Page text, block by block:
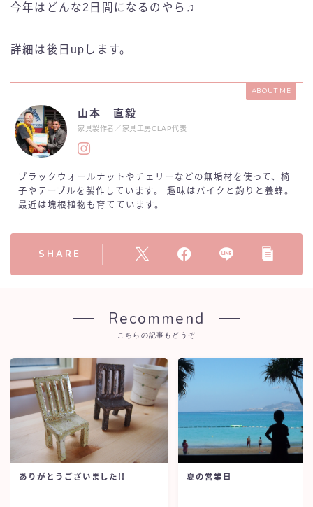
今年はどんな2日間になるのやら♫
詳細は後日upします。
ABOUT ME
山本 直毅
家具製作者／家具工房CLAP代表
ブラックウォールナットやチェリーなどの無垢材を使って、椅
子やテーブルを製作しています。 趣味はバイクと釣りと養蜂。
最近は塊根植物も育てています。
SHARE
Recommend
こちらの記事もどうぞ
ありがとうございました!! 夏の営業日